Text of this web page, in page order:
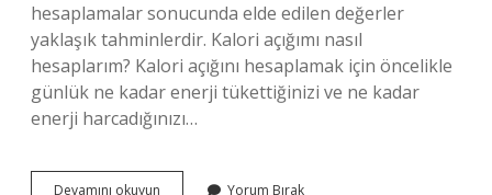
hesaplamalar sonucunda elde edilen değerler
yaklaşık tahminlerdir. Kalori açığımı nasıl
hesaplarım? Kalori açığını hesaplamak için öncelikle
günlük ne kadar enerji tükettiğinizi ve ne kadar
enerji harcadığınızı…
Devamını okuyun Yorum Bırak